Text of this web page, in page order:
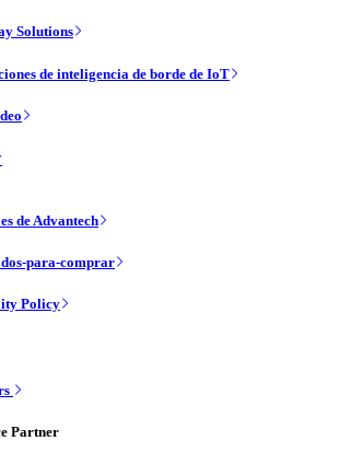
Solutions
de inteligencia de borde de IoT
de Advantech
para-comprar
Policy
Partner